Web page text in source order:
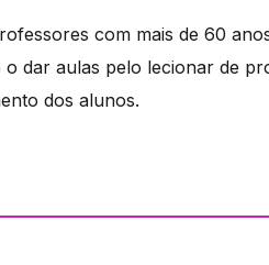
com mais de 60
dar aulas pelo lecionar de
dos alunos.